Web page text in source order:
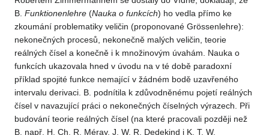
B. Funktionenlehre (Nauka o funkcích) ho vedla přímo ke
zkoumání problematiky veličin (proponované Grössenlehre):
nekonečných procesů, nekonečně malých veličin, teorie
reálných čísel a konečně i k množinovým úvahám. Nauka o
funkcích ukazovala hned v úvodu na v té době paradoxní
příklad spojité funkce nemající v žádném bodě uzavřeného
intervalu derivaci. B. podnítila k zdůvodněnému pojetí reálných
čísel v navazující práci o nekonečných číselných výrazech. Při
budování teorie reálných čísel (na které pracovali později než
B. např. H. Ch. R. Méray, J. W. R. Dedekind i K. T. W.